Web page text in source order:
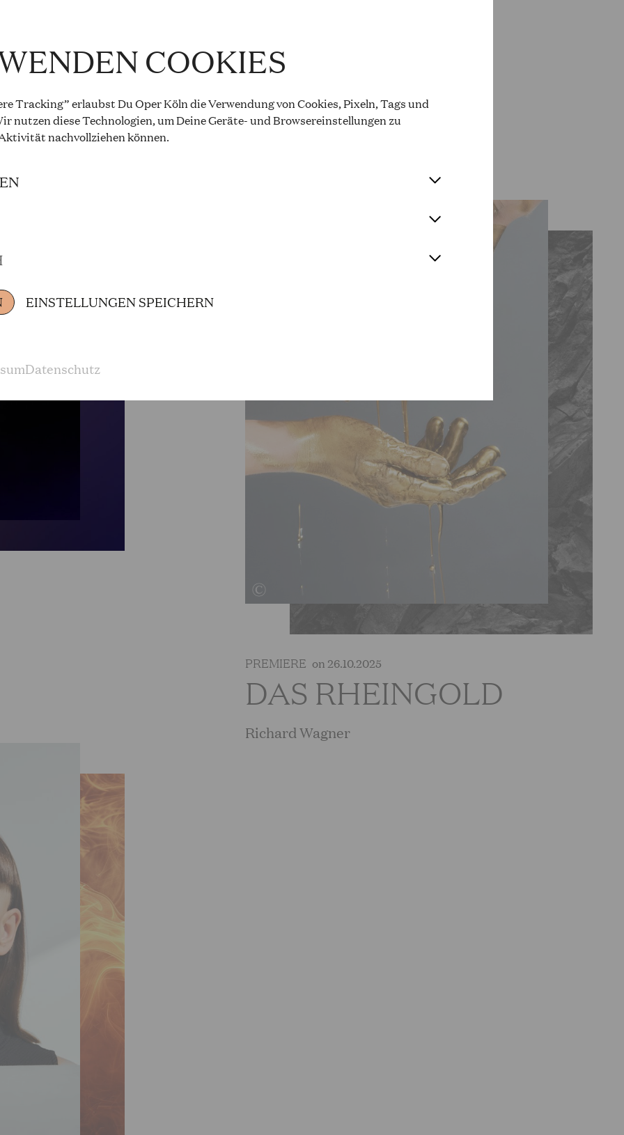
COOKIES
Tracking” erlaubst Du Oper Köln die Verwendung von Cookies, Pixeln, Tags und
nutzen diese Technologien, um Deine Geräte- und Browsereinstellungen zu
nachvollziehen können.
EINSTELLUNGEN SPEICHERN
Datenschutz
PREMIERE on 26.10.2025
DAS RHEINGOLD
Richard Wagner